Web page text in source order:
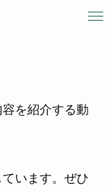
を紹介する動
います。ぜひ